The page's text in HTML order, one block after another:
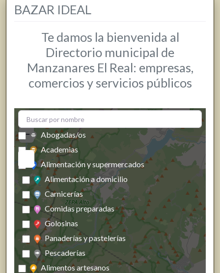
BAZAR IDEAL
Te damos la bienvenida al
Directorio municipal de
Manzanares El Real: empresas,
comercios y servicios públicos
+
−
Abogadas/os
Academias
Alimentación y supermercados
Alimentación a domicilio
Carnicerías
Comidas preparadas
Golosinas
Panaderías y pastelerías
Pescaderías
Alimentos artesanos